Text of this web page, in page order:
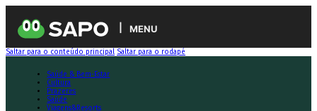
MENU
Saltar para o conteúdo principal Saltar para o rodapé
Saúde & Bem-Estar
Cultura
Prazeres
Saúde
Viagens&Resorts